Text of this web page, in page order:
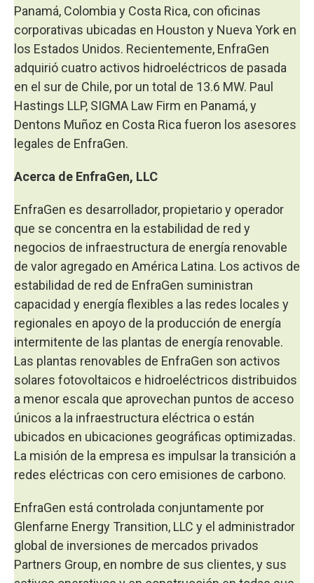
Panamá, Colombia y Costa Rica, con oficinas
corporativas ubicadas en Houston y Nueva York en
los Estados Unidos. Recientemente, EnfraGen
adquirió cuatro activos hidroeléctricos de pasada
en el sur de Chile, por un total de 13.6 MW. Paul
Hastings LLP, SIGMA Law Firm en Panamá, y
Dentons Muñoz en Costa Rica fueron los asesores
legales de EnfraGen.
Acerca de EnfraGen, LLC
EnfraGen es desarrollador, propietario y operador
que se concentra en la estabilidad de red y
negocios de infraestructura de energía renovable
de valor agregado en América Latina. Los activos de
estabilidad de red de EnfraGen suministran
capacidad y energía flexibles a las redes locales y
regionales en apoyo de la producción de energía
intermitente de las plantas de energía renovable.
Las plantas renovables de EnfraGen son activos
solares fotovoltaicos e hidroeléctricos distribuidos
a menor escala que aprovechan puntos de acceso
únicos a la infraestructura eléctrica o están
ubicados en ubicaciones geográficas optimizadas.
La misión de la empresa es impulsar la transición a
redes eléctricas con cero emisiones de carbono.
EnfraGen está controlada conjuntamente por
Glenfarne Energy Transition, LLC y el administrador
global de inversiones de mercados privados
Partners Group, en nombre de sus clientes, y sus